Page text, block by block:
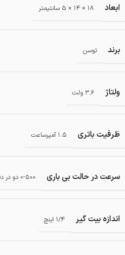
ابعاد 18 × 14 × 5 سانتیمتر
برند توسن
ولتاژ 3.6 ولت
ظرفیت باتری ۱.۵ آمپرساعت
سرعت در حالت بی باری ۰-۵۰۰ دو در دقیقه
اندازه بیت گیر 1/4 اینچ